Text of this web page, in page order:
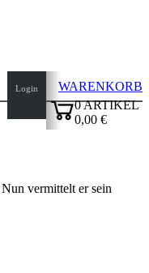
Login
WARENKORB
0ARTIKEL
0,00 €
vermittelt er sein